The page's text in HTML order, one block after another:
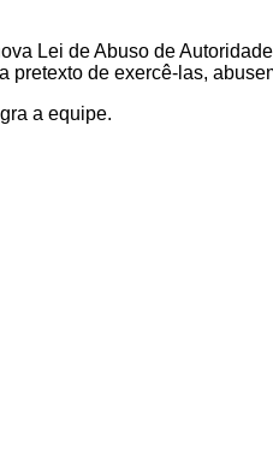
Lei de Abuso de
de exercê-las,
a equipe.